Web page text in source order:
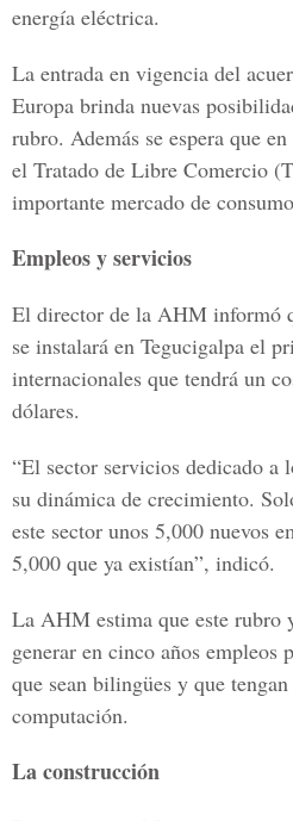
energía eléctrica.
La entrada en vigencia del
Europa brinda nuevas
rubro. Además se espera que
el Tratado de Libre Comercio
importante mercado de
Empleos y servicios
El director de la AHM informó
se instalará en Tegucigalpa el
internacionales que tendrá un
dólares.
“El sector servicios dedicado a
su dinámica de crecimiento.
este sector unos 5,000 nuevos
5,000 que ya existían”, indicó.
La AHM estima que este rubro
generar en cinco años empleos
que sean bilingües y que
computación.
La construcción